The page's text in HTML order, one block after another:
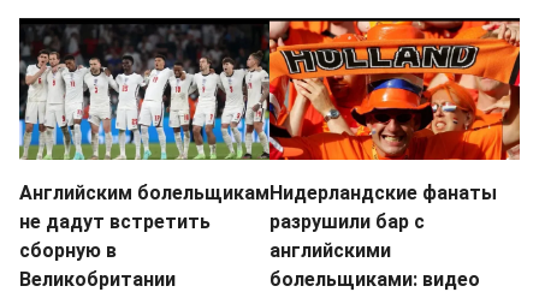
Английским болельщикам
не дадут встретить
сборную в
Великобритании
Нидерландские фанаты
разрушили бар с
английскими
болельщиками: видео